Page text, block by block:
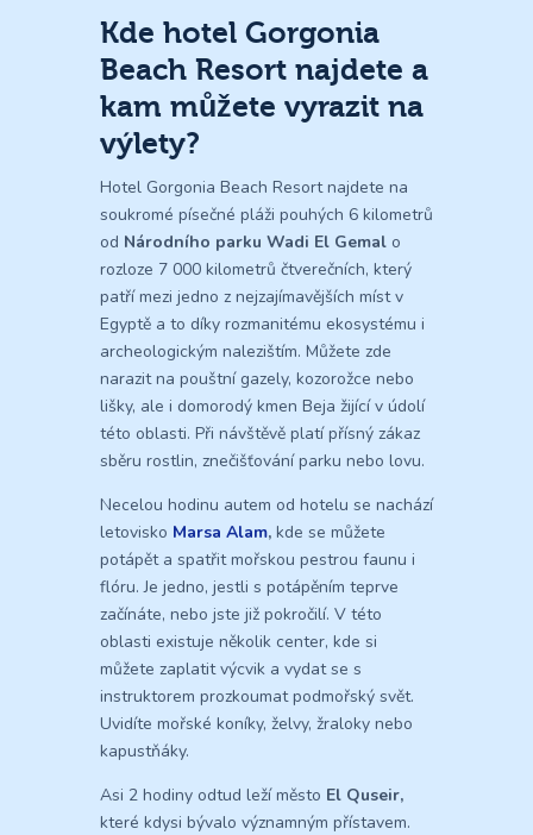
Kde hotel Gorgonia
Beach Resort najdete a
kam můžete vyrazit na
výlety?
Hotel Gorgonia Beach Resort najdete na
soukromé písečné pláži pouhých 6 kilometrů
od Národního parku Wadi El Gemal o
rozloze 7 000 kilometrů čtverečních, který
patří mezi jedno z nejzajímavějších míst v
Egyptě a to díky rozmanitému ekosystému i
archeologickým nalezištím. Můžete zde
narazit na pouštní gazely, kozorožce nebo
lišky, ale i domorodý kmen Beja žijící v údolí
této oblasti. Při návštěvě platí přísný zákaz
sběru rostlin, znečišťování parku nebo lovu.
Necelou hodinu autem od hotelu se nachází
letovisko Marsa Alam, kde se můžete
potápět a spatřit mořskou pestrou faunu i
flóru. Je jedno, jestli s potápěním teprve
začínáte, nebo jste již pokročilí. V této
oblasti existuje několik center, kde si
můžete zaplatit výcvik a vydat se s
instruktorem prozkoumat podmořský svět.
Uvidíte mořské koníky, želvy, žraloky nebo
kapustňáky.
Asi 2 hodiny odtud leží město El Quseir,
které kdysi bývalo významným přístavem.